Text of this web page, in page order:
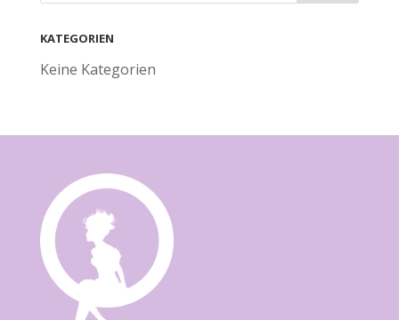
KATEGORIEN
Keine Kategorien